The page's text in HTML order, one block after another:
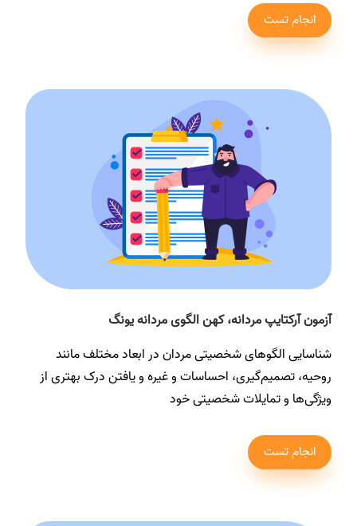
انجام تست
آزمون آرکتایپ مردانه، کهن الگوی مردانه یونگ
شناسایی الگوهای شخصیتی مردان در ابعاد مختلف مانند
روحیه، تصمیم‌گیری، احساسات و غیره و یافتن درک بهتری از
ویژگی‌ها و تمایلات شخصیتی خود
انجام تست